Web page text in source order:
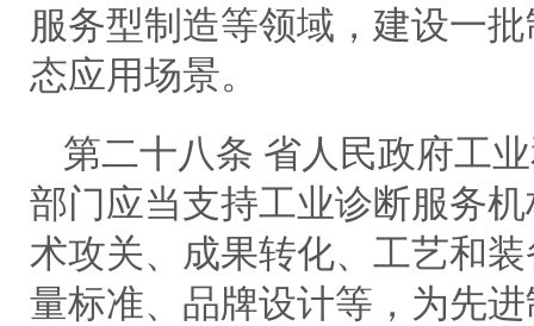
服务型制造等领域，建设一
态应用场景。
第二十八条 省人民政府工
部门应当支持工业诊断服务
术攻关、成果转化、工艺和
量标准、品牌设计等，为先